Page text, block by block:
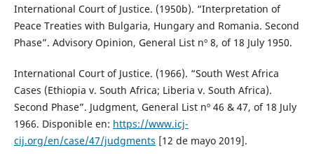
International Court of Justice. (1950b). “Interpretation of
Peace Treaties with Bulgaria, Hungary and Romania. Second
Phase”. Advisory Opinion, General List nº 8, of 18 July 1950.
International Court of Justice. (1966). “South West Africa
Cases (Ethiopia v. South Africa; Liberia v. South Africa).
Second Phase”. Judgment, General List nº 46 & 47, of 18 July
1966. Disponible en: https://www.icj-
cij.org/en/case/47/judgments [12 de mayo 2019].